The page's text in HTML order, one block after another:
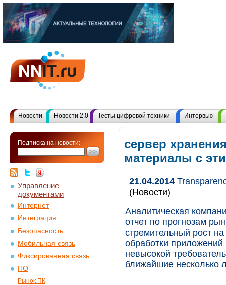
Новости Новости 2.0 Тесты цифровой техники Интервью
Подписка на новости:
Управление
документами
Интернет
Интеграция
Безопасность
Мобильная связь
Фиксированная связь
ПО
Рынок ПК
сервер
материалы с
21.04.2014
(Новости)
Аналитическая
отчет по прогнозам
стремительный рост
обработки
невысокой
ближайшие несколько